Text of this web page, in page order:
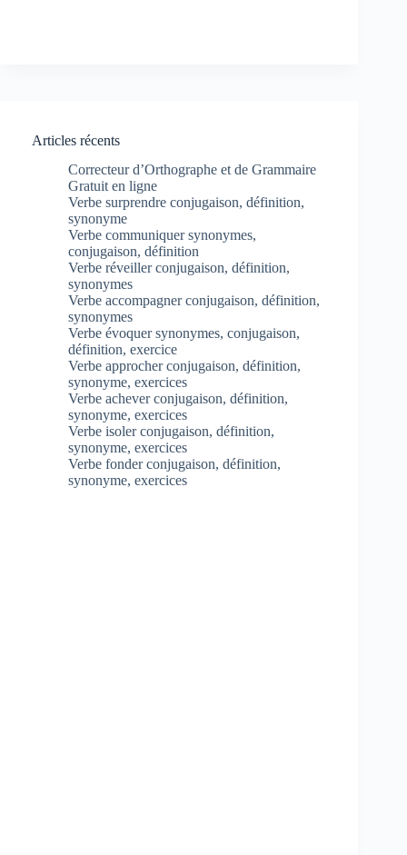
Articles récents
Correcteur d’Orthographe et de Grammaire
Gratuit en ligne
Verbe surprendre conjugaison, définition,
synonyme
Verbe communiquer synonymes,
conjugaison, définition
Verbe réveiller conjugaison, définition,
synonymes
Verbe accompagner conjugaison, définition,
synonymes
Verbe évoquer synonymes, conjugaison,
définition, exercice
Verbe approcher conjugaison, définition,
synonyme, exercices
Verbe achever conjugaison, définition,
synonyme, exercices
Verbe isoler conjugaison, définition,
synonyme, exercices
Verbe fonder conjugaison, définition,
synonyme, exercices